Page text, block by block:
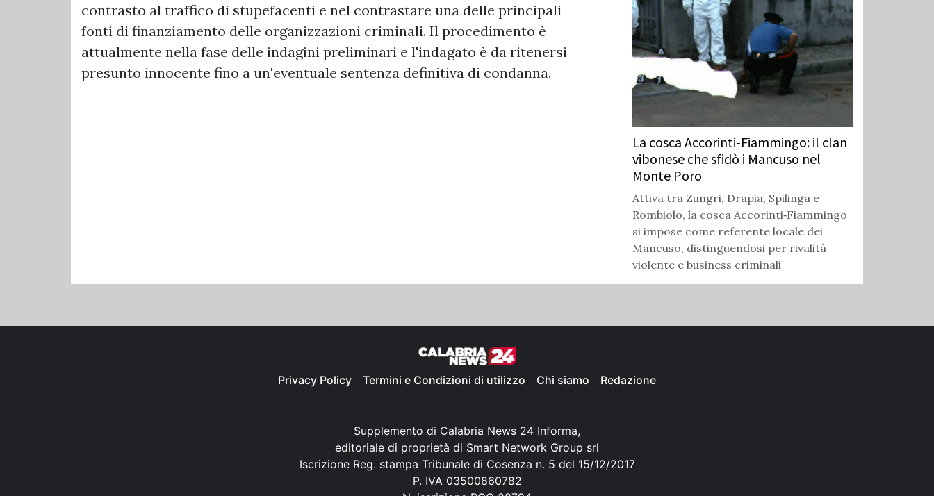
contrasto al traffico di stupefacenti e nel contrastare una delle principali
fonti di finanziamento delle organizzazioni criminali. Il procedimento è
attualmente nella fase delle indagini preliminari e l'indagato è da ritenersi
presunto innocente fino a un'eventuale sentenza definitiva di condanna.
La cosca Accorinti‑Fiammingo: il clan
vibonese che sfidò i Mancuso nel
Monte Poro
Attiva tra Zungri, Drapia, Spilinga e
Rombiolo, la cosca Accorinti‑Fiammingo
si impose come referente locale dei
Mancuso, distinguendosi per rivalità
violente e business criminali
Privacy Policy Termini e Condizioni di utilizzo Chi siamo Redazione
Supplemento di Calabria News 24 Informa,
editoriale di proprietà di Smart Network Group srl
Iscrizione Reg. stampa Tribunale di Cosenza n. 5 del 15/12/2017
P. IVA 03500860782